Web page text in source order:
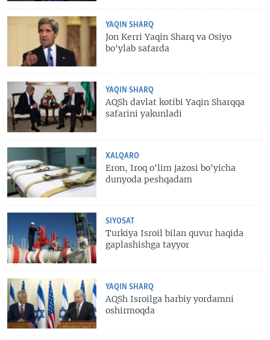
YAQIN SHARQ
Jon Kerri Yaqin Sharq va Osiyo
bo'ylab safarda
YAQIN SHARQ
AQSh davlat kotibi Yaqin Sharqqa
safarini yakunladi
XALQARO
Eron, Iroq o'lim jazosi bo'yicha
dunyoda peshqadam
SIYOSAT
Turkiya Isroil bilan quvur haqida
gaplashishga tayyor
YAQIN SHARQ
AQSh Isroilga harbiy yordamni
oshirmoqda